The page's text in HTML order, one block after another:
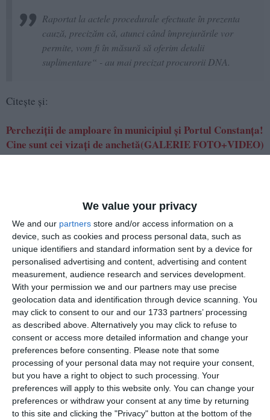
We value your privacy
We and our partners store and/or access information on a
device, such as cookies and process personal data, such as
unique identifiers and standard information sent by a device for
personalised advertising and content, advertising and content
measurement, audience research and services development.
With your permission we and our partners may use precise
geolocation data and identification through device scanning. You
may click to consent to our and our 1733 partners’ processing
as described above. Alternatively you may click to refuse to
consent or access more detailed information and change your
preferences before consenting.
Please note that some
processing of your personal data may not require your consent,
but you have a right to object to such processing. Your
preferences will apply to this website only. You can change your
preferences or withdraw your consent at any time by returning
to this site and clicking the "Privacy" button at the bottom of the
Raportat la actele procedurale efectuate în prezenta
cauză, precizăm că, atunci când împrejurările vor
permite, vom fi în măsură să oferim detalii
suplimentare“ - au mai precizat procurorii DNA.
Citește și:
Percheziții de amploare în municipiul și Portul Constanța!
Cine sunt cei vizați de anchetă(GALERIE FOTO+VIDEO)
Urmărește-ne pe Whatsapp
Ti-a placut articolul?
COMENTARII
Nume